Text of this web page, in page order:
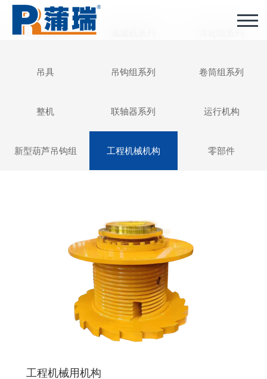
车轮组系列
吊具 吊钩组系列 卷筒组系列
整机 联轴器系列 运行机构
新型葫芦吊钩组 工程机械机构 零部件
工程机械用机构